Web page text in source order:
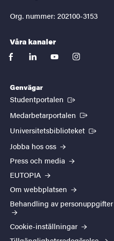
Org. nummer: 202100-3153
Våra kanaler
facebooklinkedinyoutubeinstagram
Genvägar
Studentportalen (Extern länk)
Medarbetarportalen (Extern
Universitetsbiblioteket (Extern
Jobba hos oss
Press och media
EUTOPIA
Om webbplatsen
Behandling av personuppgifter
Cookie-inställningar